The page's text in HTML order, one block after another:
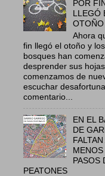
POR
LLEGÓ
OTOÑO
Ahora
fin llegó el otoño y los
bosques han
desprender sus hojas
comenzamos de
escuchar
comentario...
EN EL
DE
FALTAN
PASOS
PEATONES